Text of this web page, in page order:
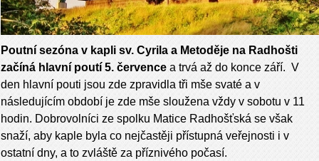
Poutní sezóna v kapli sv. Cyrila a Metoděje na Radhošti
začíná hlavní poutí 5. července a trvá až do konce září. V
den hlavní pouti jsou zde zpravidla tři mše svaté a v
následujícím období je zde mše sloužena vždy v sobotu v 11
hodin. Dobrovolníci ze spolku Matice Radhošťská se však
snaží, aby kaple byla co nejčastěji přístupná veřejnosti i v
ostatní dny, a to zvláště za příznivého počasí.